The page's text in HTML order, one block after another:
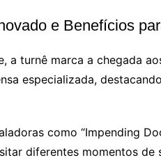
e Benefícios
a turnê marca a chegada
especializada,
como “Impending
diferentes momentos